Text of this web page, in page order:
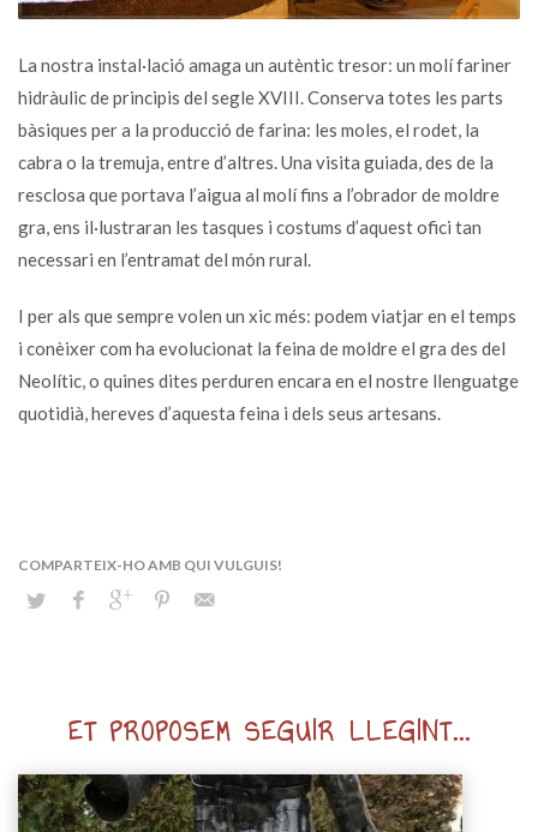
La nostra instal·lació amaga un autèntic tresor: un molí fariner
hidràulic de principis del segle XVIII. Conserva totes les parts
bàsiques per a la producció de farina: les moles, el rodet, la
cabra o la tremuja, entre d’altres. Una visita guiada, des de la
resclosa que portava l’aigua al molí fins a l’obrador de moldre
gra, ens il·lustraran les tasques i costums d’aquest ofici tan
necessari en l’entramat del món rural.
I per als que sempre volen un xic més: podem viatjar en el temps
i conèixer com ha evolucionat la feina de moldre el gra des del
Neolític, o quines dites perduren encara en el nostre llenguatge
quotidià, hereves d’aquesta feina i dels seus artesans.
ET PROPOSEM SEGUIR LLEGINT...